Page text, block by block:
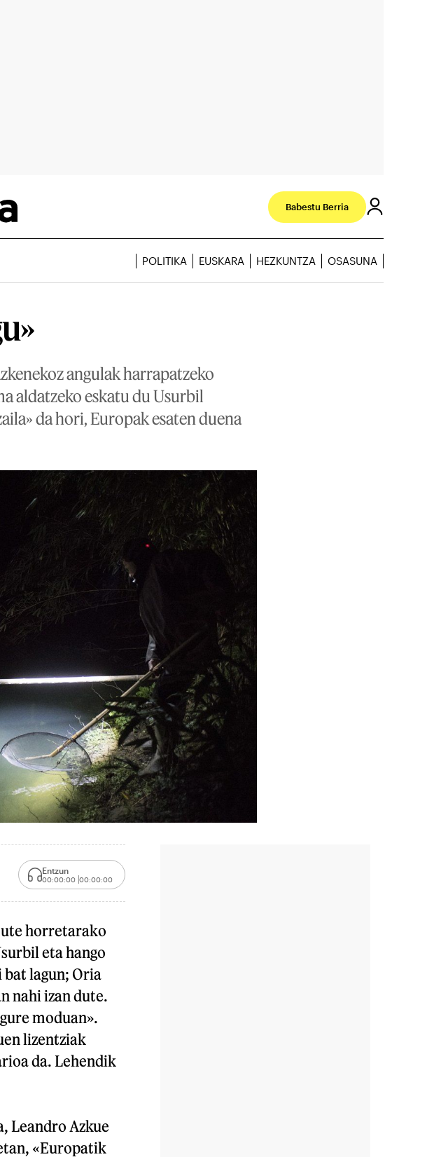
Babestu Berria
POLITIKA EUSKARA HEZKUNTZA OSASUNA
angulak harrapatzeko
aldatzeko eskatu du Usurbil
da hori, Europak esaten duena
Entzun
00:00:00 00:00:00
horretarako
eta hango
bat lagun; Oria
nahi izan dute.
moduan».
lizentziak
da. Lehendik
Leandro Azkue
«Europatik